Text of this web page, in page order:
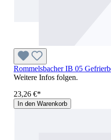
Rommelsbacher IB 05
Weitere Infos folgen.
23,26 €*
In den Warenkorb